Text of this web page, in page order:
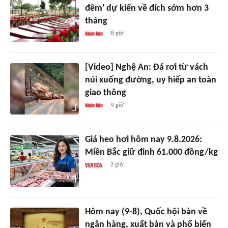
đêm' dự kiến về đích sớm hơn 3
tháng
8 giờ
[Video] Nghệ An: Đá rơi từ vách
núi xuống đường, uy hiếp an toàn
giao thông
9 giờ
Giá heo hơi hôm nay 9.8.2026:
Miền Bắc giữ đỉnh 61.000 đồng/kg
2 giờ
Hôm nay (9-8), Quốc hội bàn về
ngân hàng, xuất bản và phổ biến